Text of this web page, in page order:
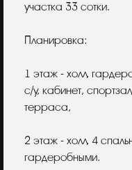
участка 33 сотки.
Планировка:
1 этаж - холл,
с/у, кабинет,
терраса,
2 этаж - холл, 4
гардеробными.